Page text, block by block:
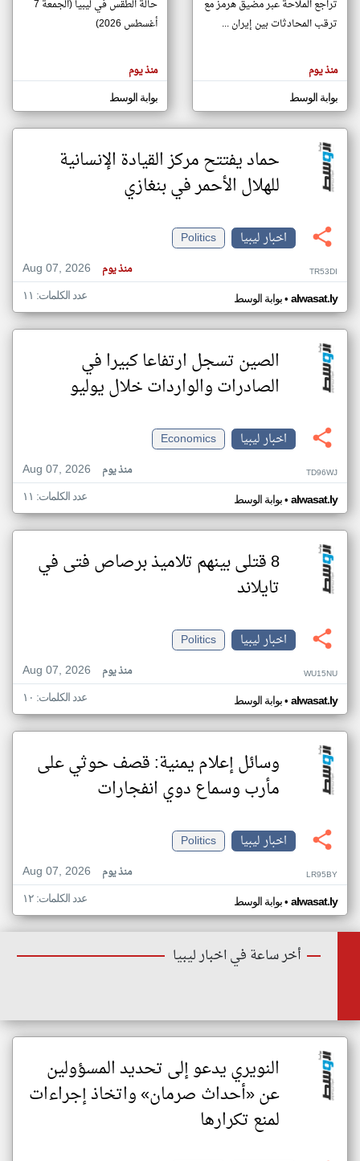
مصادر الأخبار من ليبيا
اخبار ليبيا على مدار الساعة
أهم اخبار ليبيا العاجلة والمباشرة
المقالات
هنا عن
وجهة
كاتبيها.
تراجع الملاحة عبر مضيق هرمز مع
ترقب المحادثات بين إيران ...
منذ يوم
بوابة الوسط
حالة الطقس في ليبيا (الجمعة 7
أغسطس 2026)
منذ يوم
بوابة الوسط
حماد يفتتح مركز القيادة الإنسانية
للهلال الأحمر في بنغازي
اخبار ليبيا
Politics
Aug 07, 2026
منذ يوم TR53DI
بوابة الوسط• alwasat.ly عدد الكلمات: ١١
الصين تسجل ارتفاعا كبيرا في
الصادرات والواردات خلال يوليو
اخبار ليبيا
Economics
Aug 07, 2026
منذ يوم TD96WJ
بوابة الوسط• alwasat.ly عدد الكلمات: ١١
8 قتلى بينهم تلاميذ برصاص فتى في
تايلاند
اخبار ليبيا
Politics
Aug 07, 2026
منذ يوم WU15NU
بوابة الوسط• alwasat.ly عدد الكلمات: ١٠
وسائل إعلام يمنية: قصف حوثي على
مأرب وسماع دوي انفجارات
اخبار ليبيا
Politics
Aug 07, 2026
منذ يوم LR95BY
بوابة الوسط• alwasat.ly عدد الكلمات: ١٢
أخر ساعة في اخبار ليبيا
النويري يدعو إلى تحديد المسؤولين
عن «أحداث صرمان» واتخاذ إجراءات
لمنع تكرارها
klyoum.com